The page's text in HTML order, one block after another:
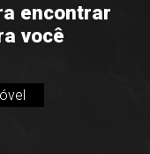
encontrar
você